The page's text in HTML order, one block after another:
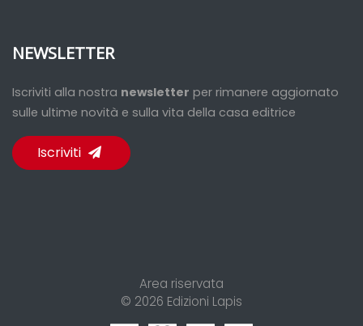
NEWSLETTER
Iscriviti alla nostra newsletter per rimanere aggiornato
sulle ultime novità e sulla vita della casa editrice
Iscriviti
Area riservata
© 2026 Edizioni Lapis